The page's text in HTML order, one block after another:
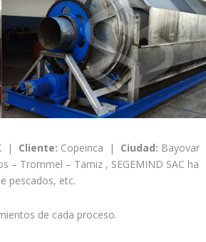
| Cliente: Copeinca | Ciudad: Bayovar
Trommel – Tamiz , SEGEMIND SAC ha
pescados, etc.
de cada proceso.